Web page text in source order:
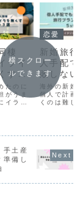
棲
ライ
すポ
選
たのに
がうま
イライ
くいく
ご紹
ツさえ
家事の
恋愛
新婚旅行
人手配で
敗しない
行プラン
て方５ス
プ
海外の新婚
個人で計画
くのは難し
人手配する
旅行プラン
方を5つの
横スクロー
ルできます
手土産
準備し